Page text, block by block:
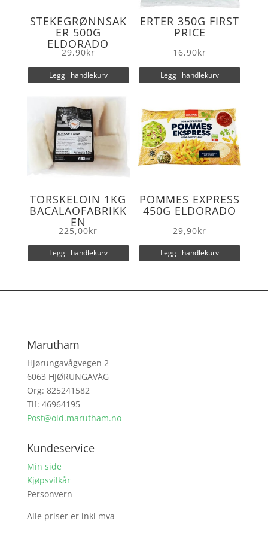
STEKEGRØNNSAK
ER 500G
ELDORADO
29,90kr
Legg i handlekurv
ERTER 350G FIRST
PRICE
16,90kr
Legg i handlekurv
TORSKELOIN 1KG
BACALAOFABRIKK
EN
225,00kr
Legg i handlekurv
POMMES EXPRESS
450G ELDORADO
29,90kr
Legg i handlekurv
Marutham
Hjørungavågvegen 2
6063 HJØRUNGAVÅG
Org: 825241582
Tlf: 46964195
Post@old.marutham.no
Kundeservice
Min side
Kjøpsvilkår
Personvern
Alle priser er inkl mva